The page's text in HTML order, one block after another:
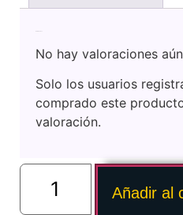
No hay valoraciones
Solo los usuarios
comprado este
valoración.
Añadir al